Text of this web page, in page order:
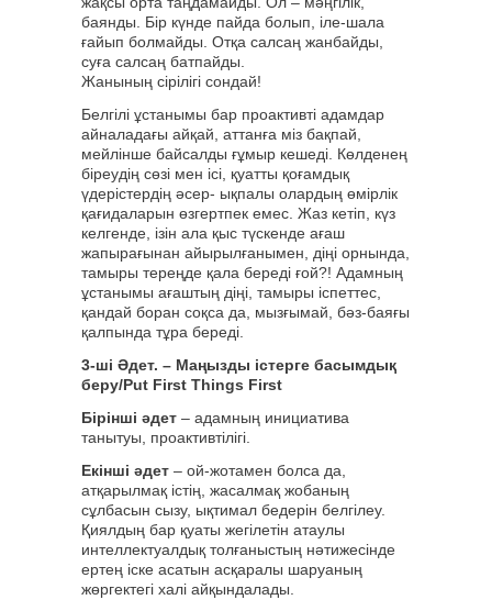
баянды. Бір күнде пайда болып, іле-шала
ғайып болмайды. Отқа салсаң жанбайды,
суға салсаң батпайды.
Жанының сірілігі сондай!
Белгілі ұстанымы бар проактивті адамдар
айналадағы айқай, аттанға міз бақпай,
мейлінше байсалды ғұмыр кешеді. Көлденең
біреудің сөзі мен ісі, қуатты қоғамдық
үдерістердің әсер- ықпалы олардың өмірлік
қағидаларын өзгертпек емес. Жаз кетіп, күз
келгенде, ізін ала қыс түскенде ағаш
жапырағынан айырылғанымен, діңі орнында,
тамыры тереңде қала береді ғой?! Адамның
ұстанымы ағаштың діңі, тамыры іспеттес,
қандай боран соқса да, мызғымай, бәз-баяғы
қалпында тұра береді.
3-ші Әдет. – Маңызды істерге басымдық
беру/Put First Things First
Бірінші әдет – адамның инициатива
танытуы, проактивтілігі.
Екінші әдет – ой-жотамен болса да,
атқарылмақ істің, жасалмақ жобаның
сұлбасын сызу, ықтимал бедерін белгілеу.
Қиялдың бар қуаты жегілетін атаулы
интеллектуалдық толғаныстың нәтижесінде
ертең іске асатын асқаралы шаруаның
жөргектегі халі айқындалады.